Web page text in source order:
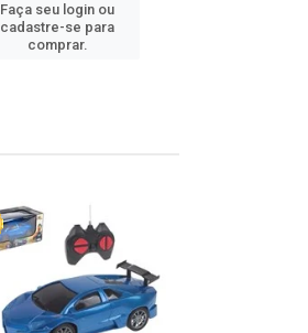
Faça seu login ou
cadastre-se para
comprar.